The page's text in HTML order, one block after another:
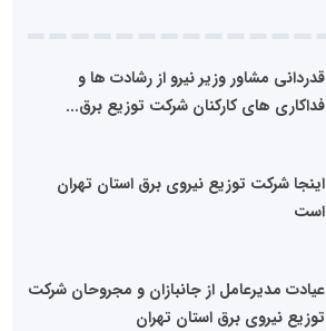
قدردانی مشاور وزیر نیرو از رشادت ها و
فداکاری های کارکنان شرکت توزیع برق...
اینجا شرکت توزیع نیروی برق استان تهران
است
عیادت مدیرعامل از جانبازان و مجروحان شرکت
توزیع نیروی برق استان تهران